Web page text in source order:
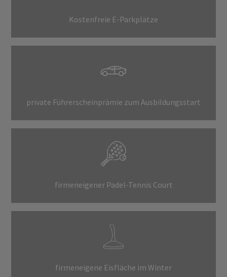
Kostenfreie E-Parkplätze
private Führerscheinprämie zum Ausbildungsstart
firmeneigener Padel-Tennis Court
firmeneigene Eisfläche im Winter